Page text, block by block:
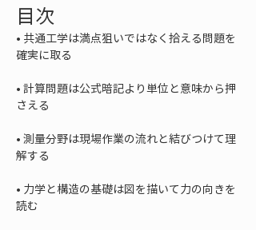
目次
• 共通工学は満点狙いではなく拾える問題を
• 計算問題は公式暗記より単位と意味から押
• 測量分野は現場作業の流れと結びつけて理
• 力学と構造の基礎は図を描いて力の向きを